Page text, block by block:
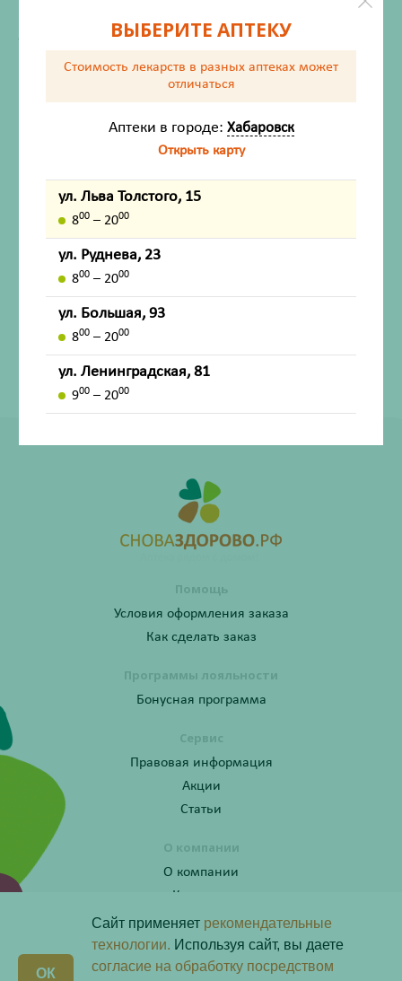
Жизненно важный
Нет
Инструкция по применению
Показания
Внешний вид товара, упаковки, может отличаться от
Имеются противопоказания. Перед применением
со специалистом и ознакомьтесь с официальной
инструкцией на сайте ГРЛС (grls.rosminzdrav.ru).
Помощь
Условия оформления заказа
Как сделать заказ
Программы лояльности
Бонусная программа
Сервис
Правовая информация
Акции
Статьи
О компании
О компании
Контакты
Получите консультацию по телефону:
Сайт применяет рекомендательные
технологии. Используя сайт, вы даете
согласие на обработку посредством
ОК
ВЫБЕРИТЕ АПТЕКУ
Стоимость лекарств в разных аптеках может
отличаться
Аптеки в городе: Хабаровск
Открыть карту
ул. Льва Толстого, 15
800 – 2000
ул. Руднева, 23
800 – 2000
ул. Большая, 93
800 – 2000
ул. Ленинградская, 81
900 – 2000